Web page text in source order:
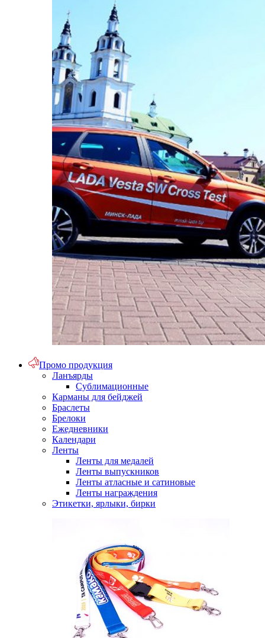
Промо продукция
Ланъярды
Сублимационные
Карманы для бейджей
Браслеты
Брелоки
Ежедневники
Календари
Ленты
Ленты для медалей
Ленты выпускников
Ленты атласные и сатиновые
Ленты награждения
Этикетки, ярлыки, бирки